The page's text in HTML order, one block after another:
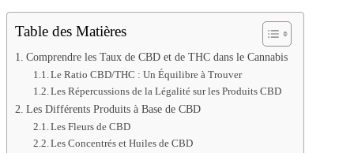
Table des Matières
Comprendre les Taux de CBD et de THC dans le Cannabis
Le Ratio CBD/THC : Un Équilibre à Trouver
Les Répercussions de la Légalité sur les Produits CBD
Les Différents Produits à Base de CBD
Les Fleurs de CBD
Les Concentrés et Huiles de CBD